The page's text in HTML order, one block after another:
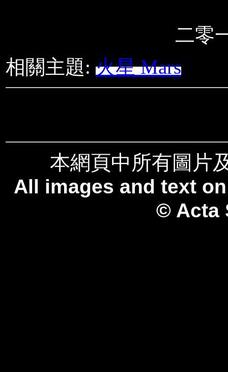
二零
相關主題: 火星 Mars
本網頁中所有圖片
All images and text
© Acta